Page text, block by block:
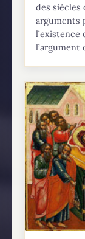
des
arguments
l’existence
l’argument